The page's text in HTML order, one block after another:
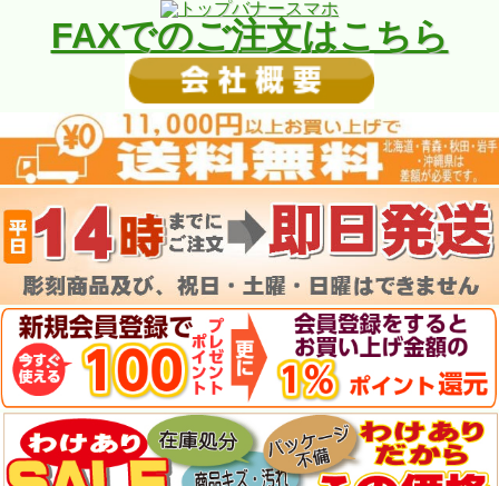
FAXでのご注文はこちら